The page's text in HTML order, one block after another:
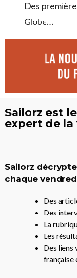
Des
Globe…
Sailorz est
expert de
Sailorz
chaque
Des
Des
La
Les
Des liens
française